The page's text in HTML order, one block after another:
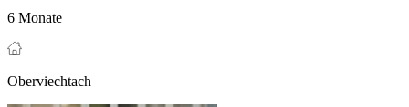
6 Monate
Oberviechtach